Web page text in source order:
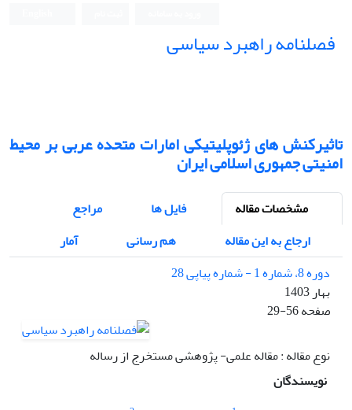
فصلنامه راهبرد سیاسی
تاثیرکنش های ژئوپلیتیکی امارات متحده عربی بر محیط
امنیتی جمهوری اسلامی ایران
مشخصات مقاله فایل ها
مراجع
ارجاع به این مقاله
هم رسانی
آمار
دوره 8، شماره 1 - شماره پیاپی 28
بهار 1403
صفحه29-56
نوع مقاله : مقاله علمی- پژوهشی مستخرج از رساله
نویسندگان